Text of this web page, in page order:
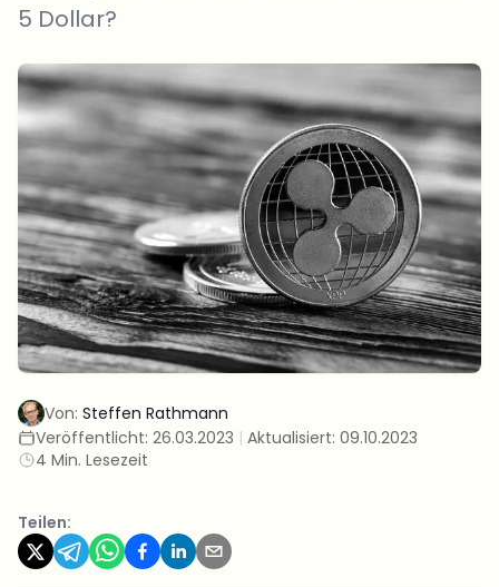
5 Dollar?
Von: Steffen Rathmann
Veröffentlicht: 26.03.2023 | Aktualisiert: 09.10.2023
4 Min. Lesezeit
Teilen: